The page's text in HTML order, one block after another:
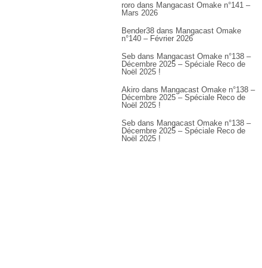
roro dans Mangacast Omake n°141 –
Mars 2026
Bender38 dans Mangacast Omake
n°140 – Février 2026
Seb dans Mangacast Omake n°138 –
Décembre 2025 – Spéciale Reco de
Noël 2025 !
Akiro dans Mangacast Omake n°138 –
Décembre 2025 – Spéciale Reco de
Noël 2025 !
Seb dans Mangacast Omake n°138 –
Décembre 2025 – Spéciale Reco de
Noël 2025 !